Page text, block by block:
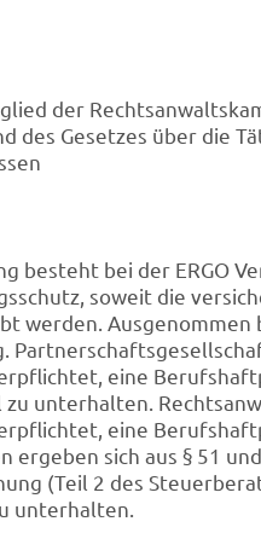
der
des Gesetzes über die
besteht bei der ERGO
soweit die
werden.
eine
unterhalten.
eine
ergeben sich aus § 51
(Teil 2 des
unterhalten.